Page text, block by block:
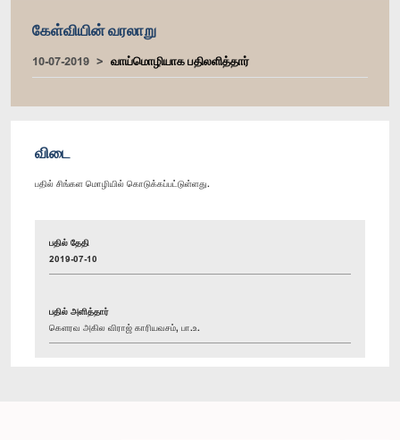
கேள்வியின் வரலாறு
10-07-2019 வாய்மொழியாக பதிலளித்தார்
விடை
பதில் சிங்கள மொழியில் கொடுக்கப்பட்டுள்ளது.
பதில் தேதி
2019-07-10
பதில் அளித்தார்
கௌரவ அகில விராஜ் காரியவசம், பா.உ.